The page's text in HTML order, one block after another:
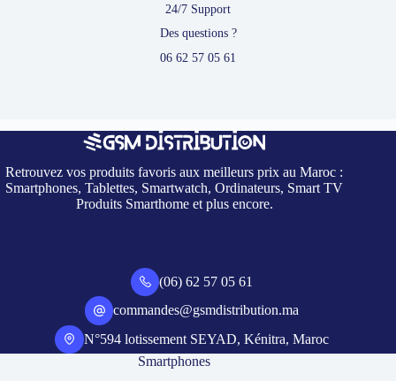
24/7 Support
Des questions ?
06 62 57 05 61
Retrouvez vos produits favoris aux meilleurs prix au Maroc :
Smartphones, Tablettes, Smartwatch, Ordinateurs, Smart TV
Produits Smarthome et plus encore.
(06) 62 57 05 61
commandes@gsmdistribution.ma
N°594 lotissement SEYAD, Kénitra, Maroc
Smartphones